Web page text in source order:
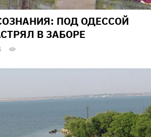
ПОД ОДЕССОЙ
В ЗАБОРЕ